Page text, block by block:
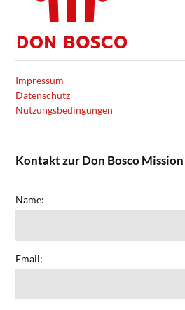
Impressum
Datenschutz
Nutzungsbedingungen
Kontakt zur Don Bosco
Name:
Email: